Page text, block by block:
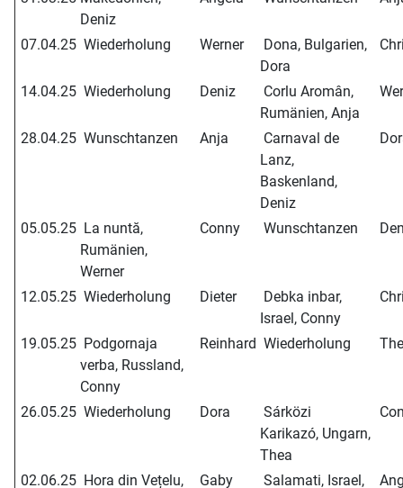
Deniz
07.04.25 Wiederholung Werner
Dona, Bulgarien,
Dora
14.04.25 Wiederholung Deniz
Corlu Aromân,
Rumänien, Anja
28.04.25 Wunschtanzen Anja
Carnaval de
Lanz,
Baskenland,
Deniz
05.05.25 La nuntă,
Rumänien,
Werner
Conny Wunschtanzen
12.05.25 Wiederholung Dieter
Debka inbar,
Israel, Conny
19.05.25 Podgornaja
verba, Russland,
Conny
Reinhard Wiederholung
26.05.25 Wiederholung Dora
Sárközi
Karikazó, Ungarn,
Thea
02.06.25 Hora din Vețelu,
Gaby
Salamati, Israel,